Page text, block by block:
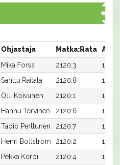
Ohjastaja Matka:Rata
Aika
Mika Forss 2120:3
15,6a
Santtu Raitala 2120:8
15,7a
Olli Koivunen 2120:1
15,8a
Hannu Torvinen 2120:6
15,8a
Tapio Perttunen 2120:7
15,9a
Henri Bollström 2120:2
16,2a
Pekka Korpi 2120:4
16,2a